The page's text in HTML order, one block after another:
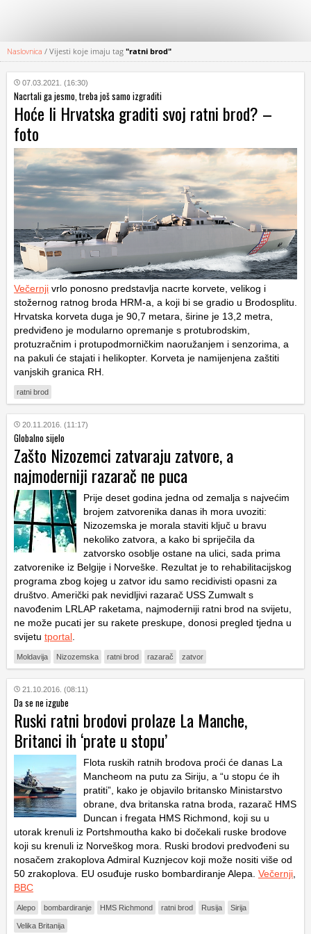
KATEGORIJE
HRVATSKI
WEB
Naslovnica / Vijesti koje imaju tag "ratni brod"
07.03.2021. (16:30)
Nacrtali ga jesmo, treba još samo izgraditi
Hoće li Hrvatska graditi svoj ratni brod? –
foto
Večernji vrlo ponosno predstavlja nacrte korvete, velikog i
stožernog ratnog broda HRM-a, a koji bi se gradio u Brodosplitu.
Hrvatska korveta duga je 90,7 metara, širine je 13,2 metra,
predviđeno je modularno opremanje s protubrodskim,
protuzračnim i protupodmorničkim naoružanjem i senzorima, a
na pakuli će stajati i helikopter. Korveta je namijenjena zaštiti
vanjskih granica RH.
ratni brod
20.11.2016. (11:17)
Globalno sijelo
Zašto Nizozemci zatvaraju zatvore, a
najmoderniji razarač ne puca
Prije deset godina jedna od zemalja s najvećim
brojem zatvorenika danas ih mora uvoziti:
Nizozemska je morala staviti ključ u bravu
nekoliko zatvora, a kako bi spriječila da
zatvorsko osoblje ostane na ulici, sada prima
zatvorenike iz Belgije i Norveške. Rezultat je to rehabilitacijskog
programa zbog kojeg u zatvor idu samo recidivisti opasni za
društvo. Američki pak nevidljivi razarač USS Zumwalt s
navođenim LRLAP raketama, najmoderniji ratni brod na svijetu,
ne može pucati jer su rakete preskupe, donosi pregled tjedna u
svijetu tportal
Moldavija Nizozemska ratni brod razarač zatvor
21.10.2016. (08:11)
Da se ne izgube
Ruski ratni brodovi prolaze La Manche,
Britanci ih ‘prate u stopu’
Flota ruskih ratnih brodova proći će danas La
Mancheom na putu za Siriju, a “u stopu će ih
pratiti”, kako je objavilo britansko Ministarstvo
obrane, dva britanska ratna broda, razarač HMS
Duncan i fregata HMS Richmond, koji su u
utorak krenuli iz Portshmoutha kako bi dočekali ruske brodove
koji su krenuli iz Norveškog mora. Ruski brodovi predvođeni su
nosačem zrakoplova Admiral Kuznjecov koji može nositi više od
50 zrakoplova. EU osuđuje rusko bombardiranje Alepa. Večernji
BBC
Alepo bombardiranje HMS Richmond ratni brod Rusija Sirija
Velika Britanija